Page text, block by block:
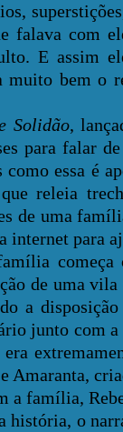
falava com
E assim
muito bem o
Solidão,
para falar
como essa é
releia
de uma
internet para
de uma
a
junto com
Amaranta,
a família,
o